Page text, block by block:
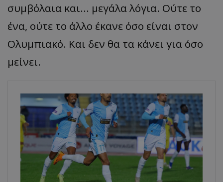
συμβόλαια και... μεγάλα λόγια. Ούτε το
ένα, ούτε το άλλο έκανε όσο είναι στον
Ολυμπιακό. Και δεν θα τα κάνει για όσο
μείνει.